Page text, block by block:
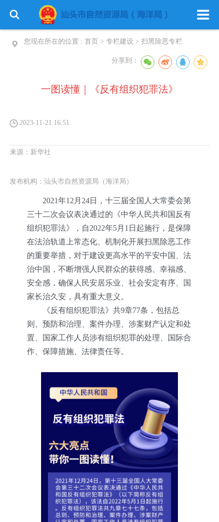
您现在所在的位置 : 首页 > 专栏建设 > 扫黑除恶专栏
分享到：
一图读懂｜《反有组织犯罪法》
2023-11-21 16:51
来源： 新华社
发布机构： 汕头市自然资源局（海洋局）
2021年12月24日，十三届全国人大常委会第
三十二次会议表决通过的《中华人民共和国反有
组织犯罪法》，自2022年5月1日起施行，是保障
在法治轨道上常态化、机制化开展扫黑除恶工作
的重要举措，对于建设更高水平的平安中国、法
治中国，不断增强人民群众的获得感、幸福感、
安全感，确保人民安居乐业、社会安定有序、国
家长治久安，具有重大意义。
《反有组织犯罪法》共9章77条，包括总
则、预防和治理、案件办理、涉案财产认定和处
置、国家工作人员涉有组织犯罪的处理、国际合
作、保障措施、法律责任等。